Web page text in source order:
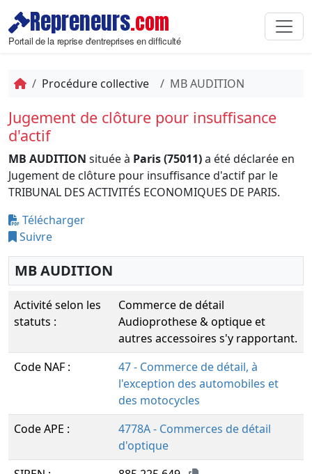
Repreneurs.com
Portail de la reprise d'entreprises en difficulté
Procédure collective MB AUDITION
Jugement de clôture pour insuffisance
d'actif
MB AUDITION située à Paris (75011)a été déclarée en
Jugement de clôture pour insuffisance d'actif par le
TRIBUNAL DES ACTIVITÉS ECONOMIQUES DE PARIS.
Télécharger
Suivre
MB AUDITION
Activité selon les
statuts :
Commerce de détail
Audioprothese & optique et
autres accessoires s'y rapportant.
Code NAF :
47 - Commerce de détail, à
l'exception des automobiles et
des motocycles
Code APE :
4778A - Commerces de détail
d'optique